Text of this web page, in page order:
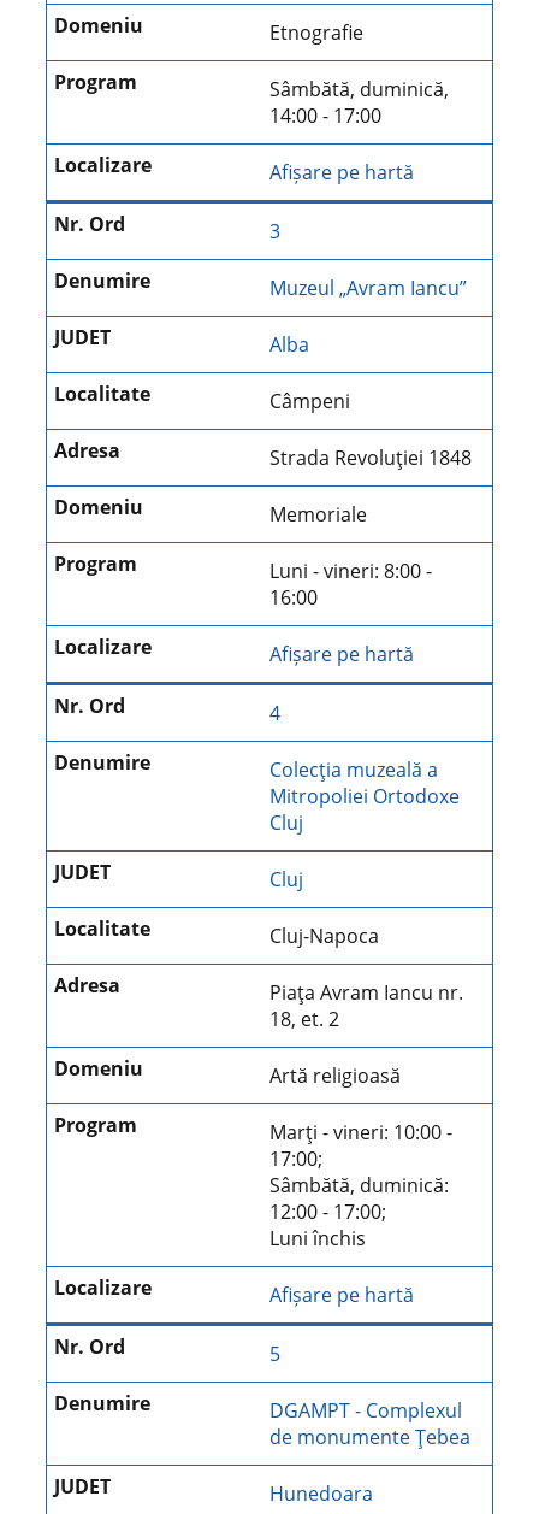
Etnografie
Sâmbătă, duminică,
14:00 - 17:00
Afișare pe hartă
3
Muzeul „Avram Iancu”
Alba
Câmpeni
Strada Revoluţiei 1848
Memoriale
Luni - vineri: 8:00 -
16:00
Afișare pe hartă
4
Colecţia muzeală a
Mitropoliei Ortodoxe
Cluj
Cluj
Cluj-Napoca
Piaţa Avram Iancu nr.
18, et. 2
Artă religioasă
Marţi - vineri: 10:00 -
17:00;
Sâmbătă, duminică:
12:00 - 17:00;
Luni închis
Afișare pe hartă
5
DGAMPT - Complexul
de monumente Ţebea
Hunedoara